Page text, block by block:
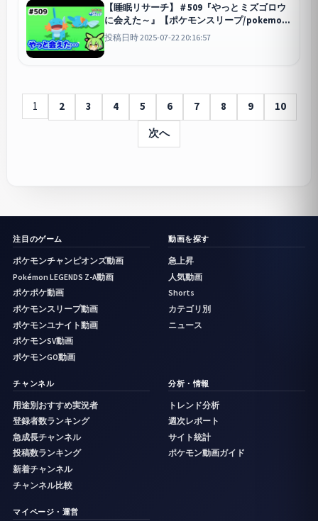
【睡眠リサーチ】＃509『やっとミズゴロウ
に会えた～』【ポケモンスリープ/pokemon
sleep】【無課金ゴプラ勢】【ゆっくり実況
ずんだもん】
投稿日時 2025-07-22 20:16:57
1 2 3 4 5 6 7 8 9
10
次へ
注目のゲーム
ポケモンチャンピオンズ動画
Pokémon LEGENDS Z-A動画
ポケポケ動画
ポケモンスリープ動画
ポケモンユナイト動画
ポケモンSV動画
ポケモンGO動画
動画を探す
急上昇
人気動画
Shorts
カテゴリ別
ニュース
チャンネル
用途別おすすめ実況者
登録者数ランキング
急成長チャンネル
投稿数ランキング
新着チャンネル
チャンネル比較
分析・情報
トレンド分析
週次レポート
サイト統計
ポケモン動画ガイド
マイページ・運営